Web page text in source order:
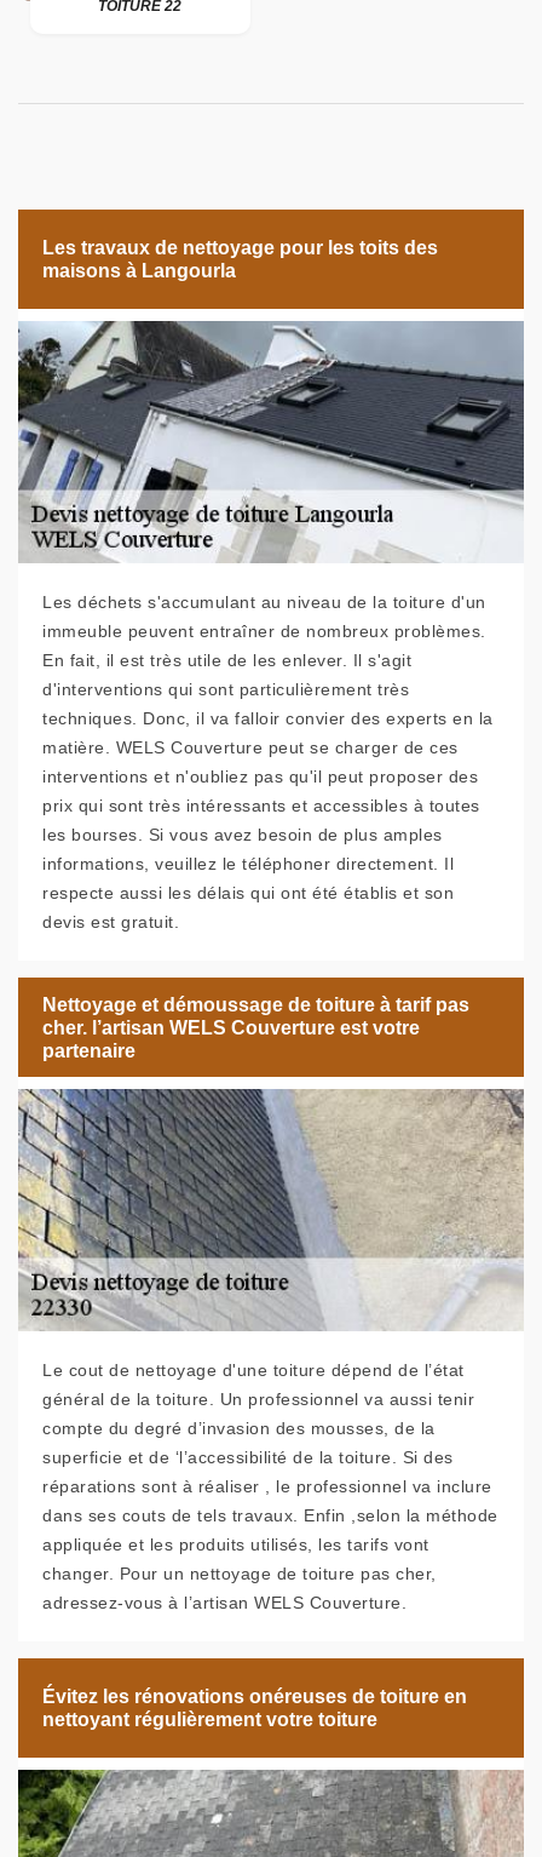
TOITURE 22
Les travaux de nettoyage pour les toits des
maisons à Langourla
Les déchets s'accumulant au niveau de la toiture d'un
immeuble peuvent entraîner de nombreux problèmes.
En fait, il est très utile de les enlever. Il s'agit
d'interventions qui sont particulièrement très
techniques. Donc, il va falloir convier des experts en la
matière. WELS Couverture peut se charger de ces
interventions et n'oubliez pas qu'il peut proposer des
prix qui sont très intéressants et accessibles à toutes
les bourses. Si vous avez besoin de plus amples
informations, veuillez le téléphoner directement. Il
respecte aussi les délais qui ont été établis et son
devis est gratuit.
Nettoyage et démoussage de toiture à tarif pas
cher. l’artisan WELS Couverture est votre
partenaire
Le cout de nettoyage d'une toiture dépend de l’état
général de la toiture. Un professionnel va aussi tenir
compte du degré d’invasion des mousses, de la
superficie et de ‘l’accessibilité de la toiture. Si des
réparations sont à réaliser , le professionnel va inclure
dans ses couts de tels travaux. Enfin ,selon la méthode
appliquée et les produits utilisés, les tarifs vont
changer. Pour un nettoyage de toiture pas cher,
adressez-vous à l’artisan WELS Couverture.
Évitez les rénovations onéreuses de toiture en
nettoyant régulièrement votre toiture